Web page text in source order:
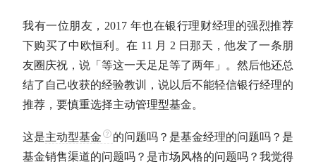
我有一位朋友，2017 年也在银行理财经理的强烈推荐
下购买了中欧恒利。在 11 月 2 日那天，他发了一条朋
友圈庆祝，说「等这一天足足等了两年」。然后他还总
结了自己收获的经验教训，说以后不能轻信银行经理的
推荐，要慎重选择主动管理型基金。
这是主动型基金
的问题吗？是基金经理的问题吗？是
基金销售渠道的问题吗？是市场风格的问题吗？我觉得